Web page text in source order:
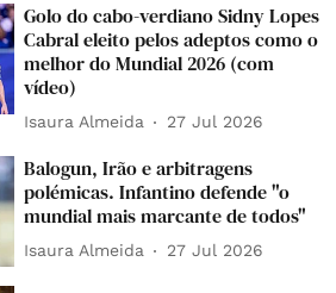
Golo do cabo-verdiano Sidny Lopes
Cabral eleito pelos adeptos como o
melhor do Mundial 2026 (com
vídeo)
Isaura Almeida 27 Jul 2026
Balogun, Irão e arbitragens
polémicas. Infantino defende "o
mundial mais marcante de todos"
Isaura Almeida 27 Jul 2026